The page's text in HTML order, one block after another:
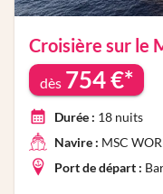
Croisière sur le
dès 754€*
Durée : 18 nuits
Navire : MSC
Port de départ :